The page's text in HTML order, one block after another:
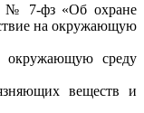
№ 7-фз «Об охране
на окружающую
окружающую среду
веществ и